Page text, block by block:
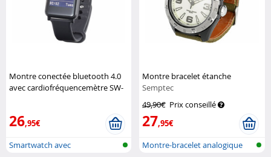
Montre conectée bluetooth 4.0
avec cardiofréquencemètre SW-
26,95€
Smartwatch avec
Montre bracelet étanche
Semptec
49,90€ Prix conseillé
27,95€
Montre-bracelet analogique